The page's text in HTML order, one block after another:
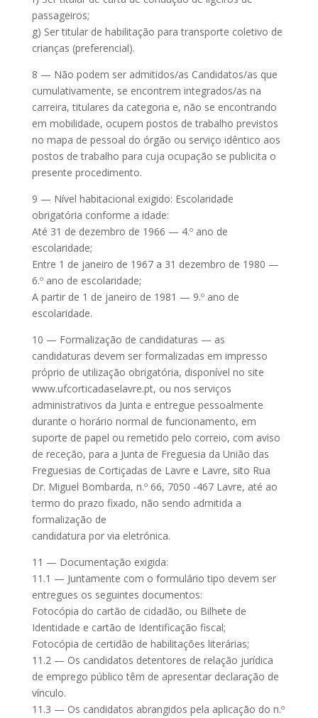
passageiros;
g) Ser titular de habilitação para transporte coletivo de
crianças (preferencial).
8 — Não podem ser admitidos/as Candidatos/as que
cumulativamente, se encontrem integrados/as na
carreira, titulares da categoria e, não se encontrando
em mobilidade, ocupem postos de trabalho previstos
no mapa de pessoal do órgão ou serviço idêntico aos
postos de trabalho para cuja ocupação se publicita o
presente procedimento.
9 — Nível habitacional exigido: Escolaridade
obrigatória conforme a idade:
Até 31 de dezembro de 1966 — 4.º ano de
escolaridade;
Entre 1 de janeiro de 1967 a 31 dezembro de 1980 —
6.º ano de escolaridade;
A partir de 1 de janeiro de 1981 — 9.º ano de
escolaridade.
10 — Formalização de candidaturas — as
candidaturas devem ser formalizadas em impresso
próprio de utilização obrigatória, disponível no site
www.ufcorticadaselavre.pt, ou nos serviços
administrativos da Junta e entregue pessoalmente
durante o horário normal de funcionamento, em
suporte de papel ou remetido pelo correio, com aviso
de receção, para a Junta de Freguesia da União das
Freguesias de Cortiçadas de Lavre e Lavre, sito Rua
Dr. Miguel Bombarda, n.º 66, 7050 -467 Lavre, até ao
termo do prazo fixado, não sendo admitida a
formalização de
candidatura por via eletrónica.
11 — Documentação exigida:
11.1 — Juntamente com o formulário tipo devem ser
entregues os seguintes documentos:
Fotocópia do cartão de cidadão, ou Bilhete de
Identidade e cartão de Identificação fiscal;
Fotocópia de certidão de habilitações literárias;
11.2 — Os candidatos detentores de relação jurídica
de emprego público têm de apresentar declaração de
vínculo.
11.3 — Os candidatos abrangidos pela aplicação do n.º